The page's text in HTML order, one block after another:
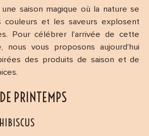
saison magique où la nature se
et les saveurs explosent
Pour célébrer l’arrivée de cette
nous vous proposons aujourd’hui
des produits de saison et de
PRINTEMPS